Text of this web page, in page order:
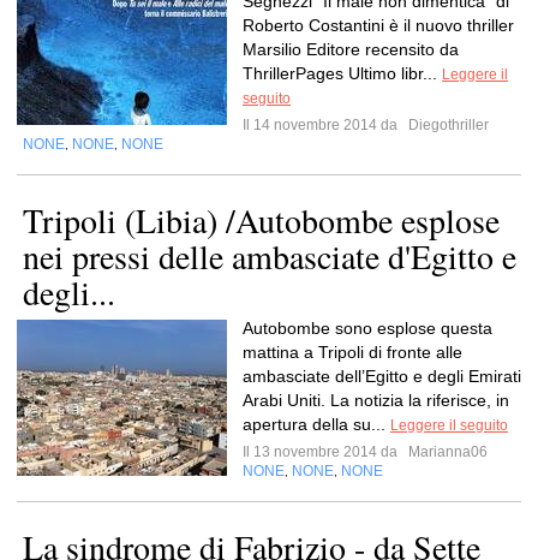
Roberto Costantini è il nuovo thriller
Marsilio Editore recensito da
ThrillerPages Ultimo libr...
Leggere il
seguito
Il 14 novembre 2014 da
Diegothriller
NONE NONE NONE
Tripoli (Libia) /Autobombe esplose
nei pressi delle ambasciate d'Egitto e
degli...
Autobombe sono esplose questa
mattina a Tripoli di fronte alle
ambasciate dell’Egitto e degli Emirati
Arabi Uniti. La notizia la riferisce, in
apertura della su...
Leggere il seguito
Il 13 novembre 2014 da
Marianna06
NONE NONE NONE
La sindrome di Fabrizio - da Sette